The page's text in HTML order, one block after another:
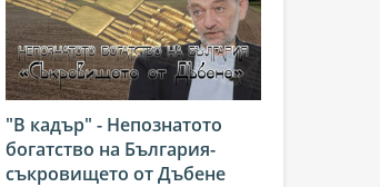
"В кадър" - Непознатото
богатство на България-
съкровището от Дъбене